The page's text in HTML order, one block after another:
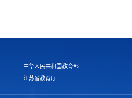
中华人民共和国教育部
江苏省教育厅